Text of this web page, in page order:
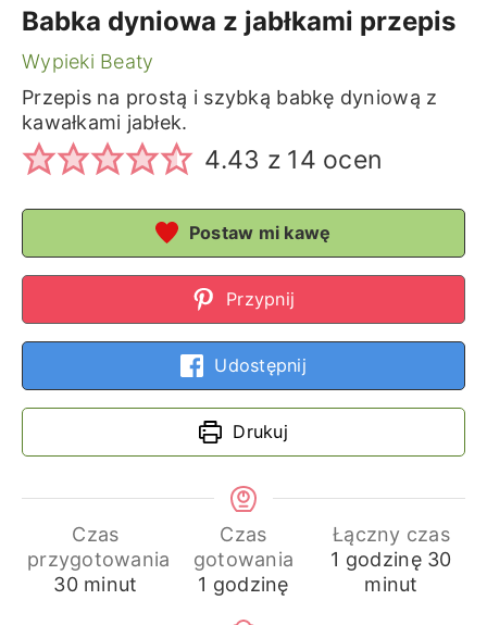
Babka dyniowa z jabłkami przepis
Wypieki Beaty
Przepis na prostą i szybką babkę dyniową z
kawałkami jabłek.
4.43 z 14 ocen
Postaw mi kawę
Przypnij
Udostępnij
Drukuj
Czas
przygotowania
30minuty
minut
Czas
gotowania
1 godzina
godzinę
Łączny czas
1 godzina
godzinę 30
minut